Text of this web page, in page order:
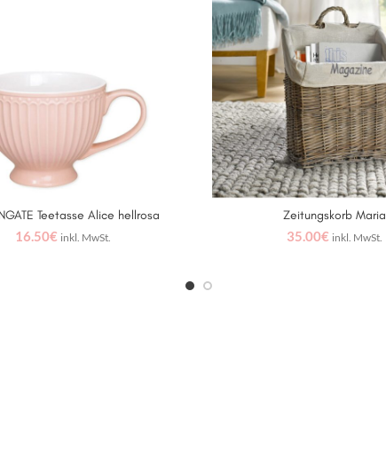
IN DEN WARENKORB
Teetasse Alice hellrosa
16.50€ inkl. MwSt.
WEITERLESEN
Zeitungskorb Maria
35.00€ inkl. MwSt.